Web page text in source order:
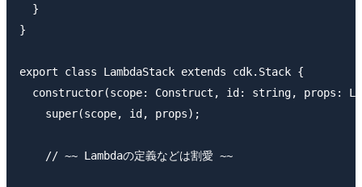
  }
}
export class LambdaStack extends cdk.Stack {
constructor(scope: Construct, id: string, props:
    super(scope, id, props);
    // ~~ Lambdaの定義などは割愛 ~~